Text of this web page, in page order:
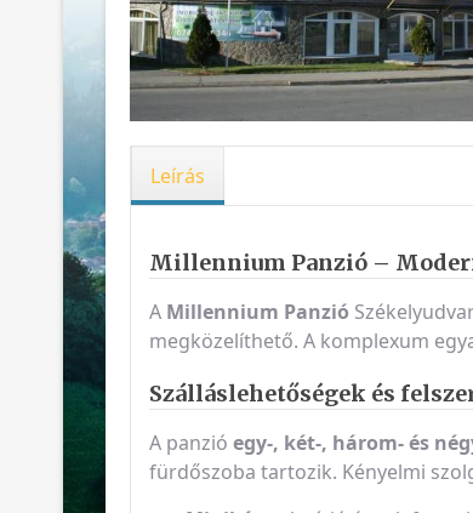
Leírás
Millennium Panzió –
A Millennium Panzió
megközelíthető. A komplexum
Szálláslehetőségek és
A panzió egy-, két-, három- és
fürdőszoba tartozik. Kényelmi